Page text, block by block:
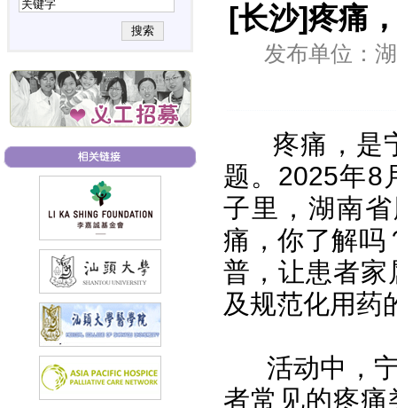
搜索 [长沙]疼痛
发布单位：
疼痛，是
题。2025年8
子里，湖南
痛，你了解吗
普，让患者
及规范化用药
活动中，
者常见的疼